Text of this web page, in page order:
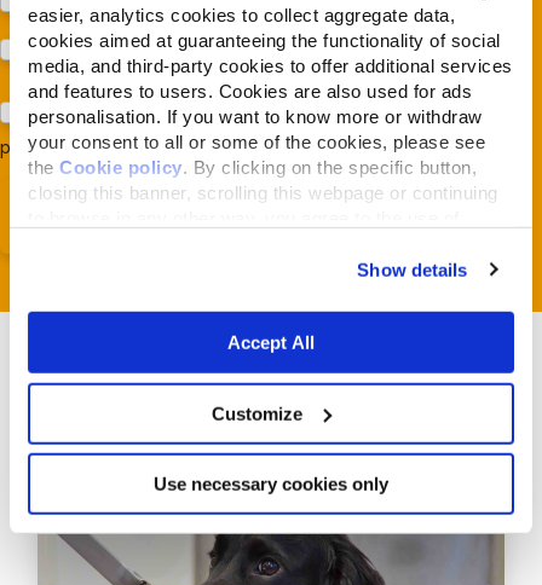
easier, analytics cookies to collect aggregate data,
cookies aimed at guaranteeing the functionality of social
media, and third-party cookies to offer additional services
and features to users. Cookies are also used for ads
personalisation. If you want to know more or withdraw
your consent to all or some of the cookies, please see
the Cookie policy . By clicking on the specific button,
closing this banner, scrolling this webpage or continuing
Show details
Accept All
Customize
Use necessary cookies only
Prodotti (Almo Nature)
Acconsento al trattamento dei miei dati e dichiaro di aver
preso visione della Privacy Policy*
Verwandte Artikel